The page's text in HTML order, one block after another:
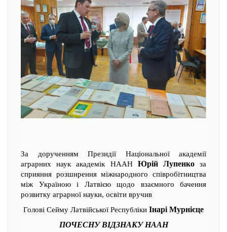
За дорученням Президії Національної академії
аграрних наук академік НААН Юрій Лупенкоза
сприяння розширення міжнародного співробітництва
між Україною і Латвією щодо взаємного бачення
розвитку аграрної науки, освіти вручив
Голові Сейму Латвійської Республіки Інарі Мурнієце
ПОЧЕСНУ ВІДЗНАКУ НААН